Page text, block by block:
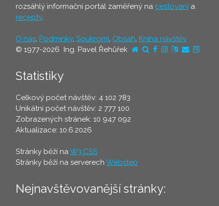
rozsáhlý informační portál zaměřený na cestování a
recepty.
O nás, Podmínky, Soukromí, Obsah, Kniha návštěv
© 1977-2026 Ing. Pavel Řehůřek
Statistiky
Celkový počet návštěv: 4 102 783
Unikátní počet návštěv: 2 777 100
Zobrazených stránek: 10 947 092
Aktualizace: 10.6.2026
Stránky běží naW3.CSS
Stránky běží na serverech Webstep
Nejnavštěvovanější stránky: